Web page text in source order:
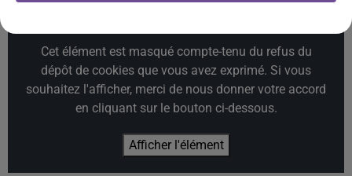
Cet élément est masqué compte-tenu du refus du
dépôt de cookies que vous avez exprimé. Si vous
souhaitez l'afficher, merci de nous donner votre accord
en cliquant sur le bouton ci-dessous.
Afficher l'élément